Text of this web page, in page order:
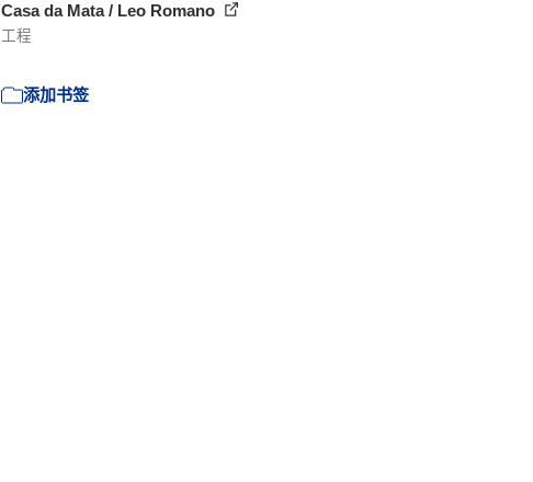
Casa da Mata / Leo Romano
工程
添加书签